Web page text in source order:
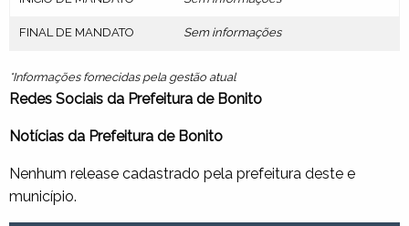
FINAL DE MANDATO Sem informações
*Informações fornecidas pela gestão atual
Redes Sociais da Prefeitura de Bonito
Notícias da Prefeitura de Bonito
Nenhum release cadastrado pela prefeitura deste e
município.